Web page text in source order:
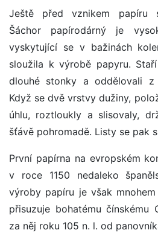
Ještě před vznikem papíru
Šáchor papírodárný je
vyskytující se v bažinách
sloužila k výrobě papyru.
dlouhé stonky a oddělovali z
Když se dvě vrstvy dužiny,
úhlu, roztloukly a slisovaly,
šťávě pohromadě. Listy se pak
První papírna na evropském
v roce 1150 nedaleko
výroby papíru je však
přisuzuje bohatému čínskému
za něj roku 105 n. l. od